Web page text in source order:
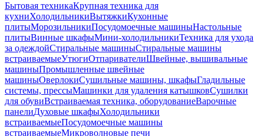
Бытовая техникаКрупная техника для
кухниХолодильникиВытяжкиКухонные
плитыМорозильникиПосудомоечные машиныНастольные
плитыВинные шкафыМини-холодильникиТехника для ухода
за одеждойСтиральные машиныСтиральные машины
встраиваемыеУтюгиОтпаривателиШвейные, вышивальные
машиныПромышленные швейные
машиныОверлокиСушильные машины, шкафыГладильные
системы, прессыМашинки для удаления катышковСушилки
для обувиВстраиваемая техника, оборудованиеВарочные
панелиДуховые шкафыХолодильники
встраиваемыеПосудомоечные машины
встраиваемыеМикроволновые печи